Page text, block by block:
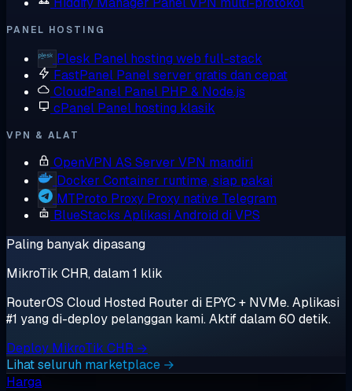
PANEL HOSTING
Plesk Panel hosting web full-stack
FastPanel Panel server gratis dan cepat
CloudPanel Panel PHP & Node.js
cPanel Panel hosting klasik
VPN & ALAT
OpenVPN AS Server VPN mandiri
Docker Container runtime, siap pakai
MTProto Proxy Proxy native Telegram
BlueStacks Aplikasi Android di VPS
Paling banyak dipasang
MikroTik CHR, dalam 1 klik
RouterOS Cloud Hosted Router di EPYC + NVMe. Aplikasi
#1 yang di-deploy pelanggan kami. Aktif dalam 60 detik.
Deploy MikroTik CHR →
Lihat seluruh marketplace →
Harga